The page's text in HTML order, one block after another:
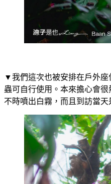
▼我們這次也被安排在戶外
蟲可自行使用。本來擔心會
不時噴出白霧，而且到訪當